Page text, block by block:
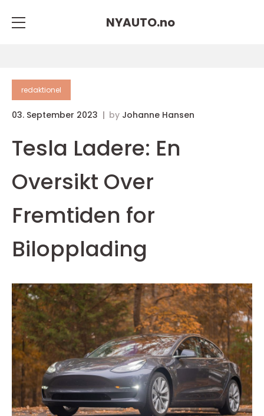
NYAUTO.no
redaktionel
03. September 2023 by Johanne Hansen
Tesla Ladere: En
Oversikt Over
Fremtiden for
Bilopplading